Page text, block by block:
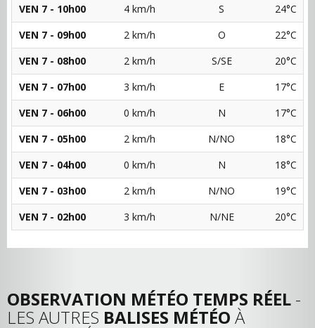
VEN 7 - 10h00
4 km/h S
24°C
VEN 7 - 09h00
2 km/h O
22°C
VEN 7 - 08h00
2 km/h S/SE
20°C
VEN 7 - 07h00
3 km/h E
17°C
VEN 7 - 06h00
0 km/h N
17°C
VEN 7 - 05h00
2 km/h N/NO
18°C
VEN 7 - 04h00
0 km/h N
18°C
VEN 7 - 03h00
2 km/h N/NO
19°C
VEN 7 - 02h00
3 km/h N/NE 20°C
OBSERVATION MÉTÉO TEMPS RÉEL -
LES AUTRES BALISES MÉTÉO À